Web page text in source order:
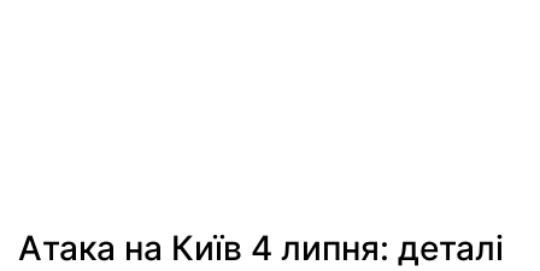
Атака на Київ 4 липня: деталі